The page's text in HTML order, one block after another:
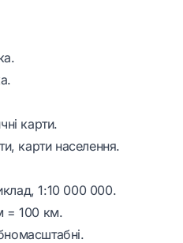
карти.
карти населення.
1:10 000 000.
= 100 км.